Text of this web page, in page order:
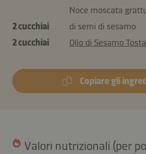
Noce moscata
2 cucchiai
di semi di sesamo
2 cucchiai
Olio di Sesamo
Copiare gli
Valori nutrizionali (per